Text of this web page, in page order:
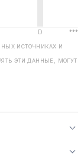
ИСТОЧНИКАХ И
ЭТИ ДАННЫЕ, МОГУТ
***